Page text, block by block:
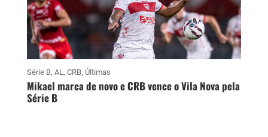
Série B, AL CRB, Últimas
Mikael marca de novo e CRB vence o Vila Nova pela
Série B